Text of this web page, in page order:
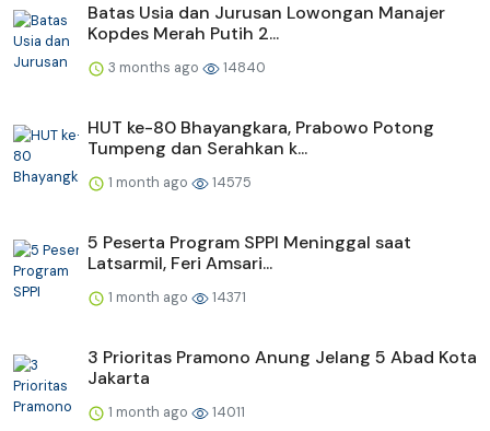
Batas Usia dan Jurusan Lowongan Manajer
Kopdes Merah Putih 2...
3 months ago 14840
HUT ke-80 Bhayangkara, Prabowo Potong
Tumpeng dan Serahkan k...
1 month ago 14575
5 Peserta Program SPPI Meninggal saat
Latsarmil, Feri Amsari...
1 month ago 14371
3 Prioritas Pramono Anung Jelang 5 Abad Kota
Jakarta
1 month ago 14011